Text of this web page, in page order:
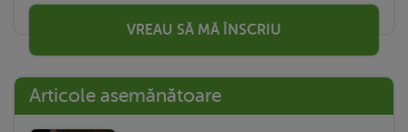
VREAU SĂ MĂ ÎNSCRIU
Articole asemănătoare